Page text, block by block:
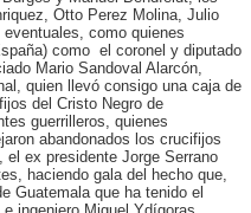
Otto Perez Molina, Julio
como quienes
como el coronel y diputado
Mario Sandoval Alarcón,
quien llevó consigo una caja de
del Cristo Negro de
guerrilleros, quienes
abandonados los crucifijos
ex presidente Jorge Serrano
haciendo gala del hecho que,
Guatemala que ha tenido el